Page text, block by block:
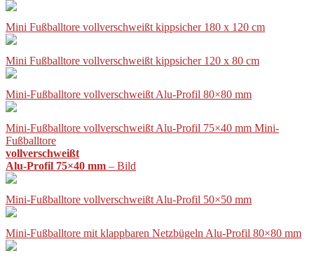
Mini Fußballtore vollverschweißt kippsicher 180 x 120 cm
Mini Fußballtore vollverschweißt kippsicher 120 x 80 cm
Mini-Fußballtore vollverschweißt Alu-Profil 80×80 mm
Mini-Fußballtore vollverschweißt Alu-Profil 75×40 mm Mini-
Fußballtore
vollverschweißt
Alu-Profil 75×40 mm – Bild
Mini-Fußballtore vollverschweißt Alu-Profil 50×50 mm
Mini-Fußballtore mit klappbaren Netzbügeln Alu-Profil 80×80 mm